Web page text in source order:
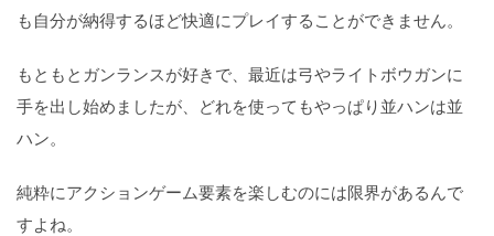
も自分が納得するほど快適にプレイすることができません。
もともとガンランスが好きで、最近は弓やライトボウガンに
手を出し始めましたが、どれを使ってもやっぱり並ハンは並
ハン。
純粋にアクションゲーム要素を楽しむのには限界があるんで
すよね。